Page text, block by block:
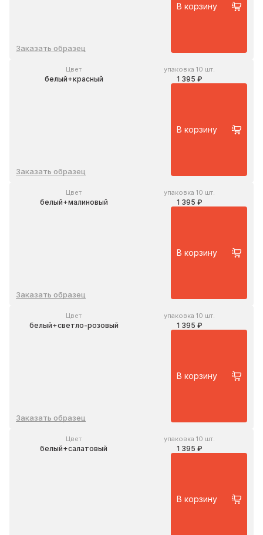
Заказать образец
В корзину
Цвет
белый+красный
упаковка 10 шт.
1 395 ₽
Заказать образец
В корзину
Цвет
белый+малиновый
упаковка 10 шт.
1 395 ₽
Заказать образец
В корзину
Цвет
белый+светло-розовый
упаковка 10 шт.
1 395 ₽
Заказать образец
В корзину
Цвет
белый+салатовый
упаковка 10 шт.
1 395 ₽
В корзину